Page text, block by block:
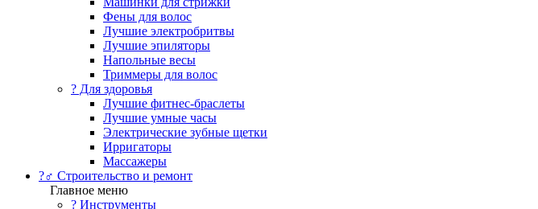
Фены для волос
Лучшие электробритвы
Лучшие эпиляторы
Напольные весы
Триммеры для волос
? Для здоровья
Лучшие фитнес-браслеты
Лучшие умные часы
Электрические зубные щетки
Ирригаторы
Массажеры
?‍♂️ Строительство и ремонт
Главное меню
?️ Инструменты